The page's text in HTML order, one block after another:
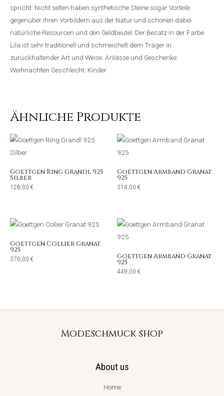
spricht. Nicht selten haben synthetische Steine sogar Vorteile
gegenüber ihren Vorbildern aus der Natur und schonen dabei
natürliche Resourcen und den Geldbeutel. Der Besatz in der Farbe
Lila ist sehr traditionell und schmeichelt dem Träger in
zurückhaltender Art und Weise. Anlässe und Geschenke:
Weihnachten Geschlecht: Kinder
Ähnliche Produkte
Goettgen Ring Grandl 925
Silber
128,00 €
Goettgen Armband Granat
925
314,00 €
Goettgen Collier Granat
925
370,00 € Goettgen Armband Granat
925
449,00 €
Modeschmuck shop
About us
Home